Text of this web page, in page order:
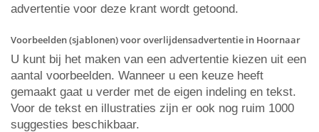
advertentie voor deze krant wordt getoond.
Voorbeelden (sjablonen) voor overlijdensadvertentie in Hoornaar
U kunt bij het maken van een advertentie kiezen uit een
aantal voorbeelden. Wanneer u een keuze heeft
gemaakt gaat u verder met de eigen indeling en tekst.
Voor de tekst en illustraties zijn er ook nog ruim 1000
suggesties beschikbaar.